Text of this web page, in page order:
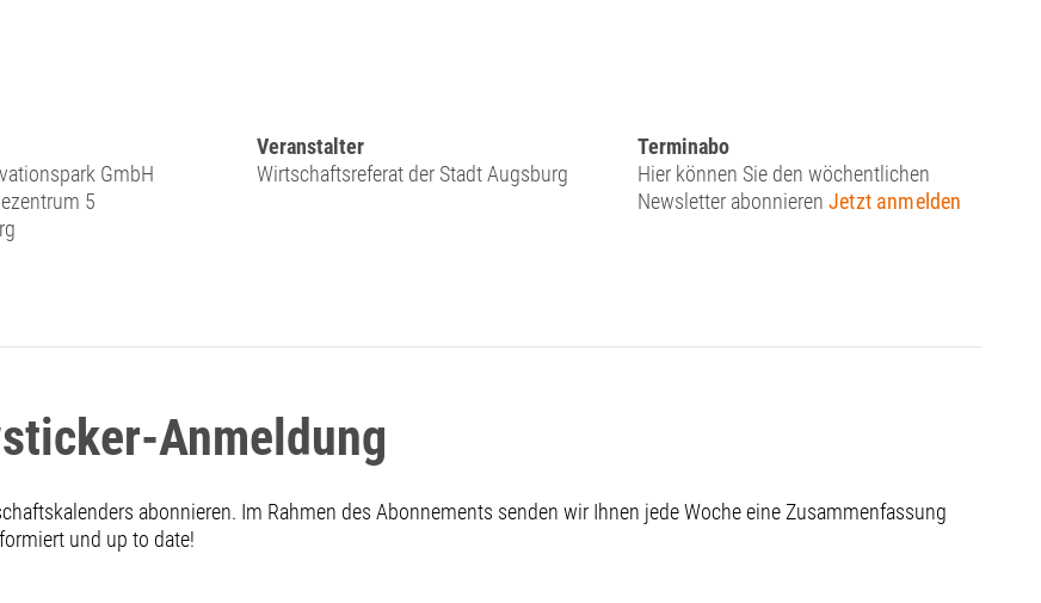
GmbH
5
Veranstalter
Wirtschaftsreferat der Stadt Augsburg
Terminabo
Hier können Sie den wöchentlichen
Newsletter abonnierenJetzt anmelden
Anmeldung
abonnieren. Im Rahmen des Abonnements senden wir Ihnen jede Woche eine Zusammenfassung
und up to date!